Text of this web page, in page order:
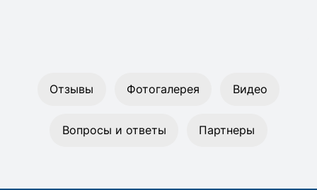
Отзывы Фотогалерея Видео
Вопросы и ответы Партнеры